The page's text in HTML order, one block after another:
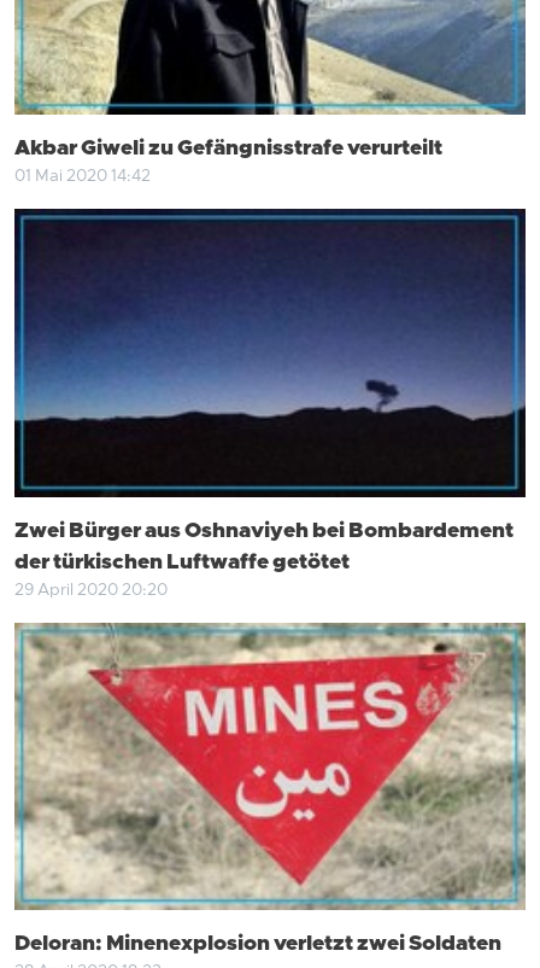
Akbar Giweli zu Gefängnisstrafe verurteilt
01 Mai 2020 14:42
Zwei Bürger aus Oshnaviyeh bei Bombardement
der türkischen Luftwaffe getötet
29 April 2020 20:20
Deloran: Minenexplosion verletzt zwei Soldaten